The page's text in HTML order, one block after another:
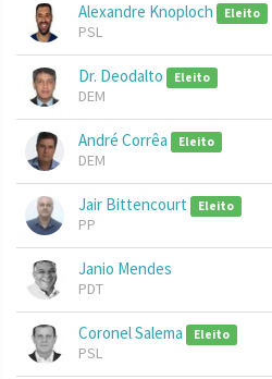
Alexandre Knoploch Eleito
PSL
Dr. Deodalto Eleito
DEM
André Corrêa Eleito
DEM
Jair Bittencourt Eleito
PP
Janio Mendes
PDT
Coronel Salema Eleito
PSL